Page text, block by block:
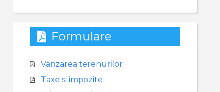
Formulare
Vanzarea terenurilor
Taxe si impozite